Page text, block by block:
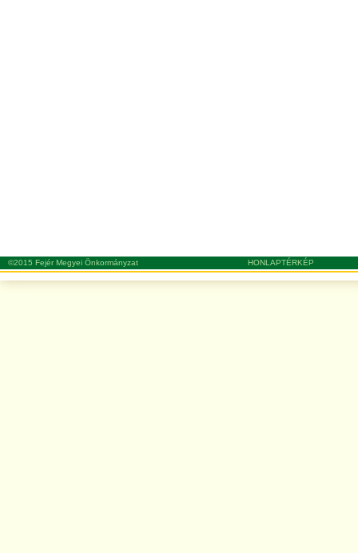
©2015 Fejér Megyei Önkormányzat HONLAPTÉRKÉP